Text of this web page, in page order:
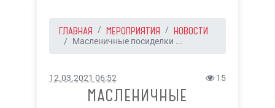
ГЛАВНАЯ МЕРОПРИЯТИЯ НОВОСТИ
Масленичные посиделки ...
12.03.2021 06:52 15
МАСЛЕНИЧНЫЕ